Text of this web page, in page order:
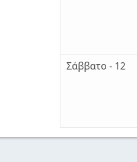
Σάββατο - 12